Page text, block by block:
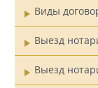
Виды
Выезд
Выезд